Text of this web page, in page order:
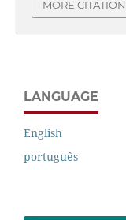
MORE
LANGUAGE
English
português